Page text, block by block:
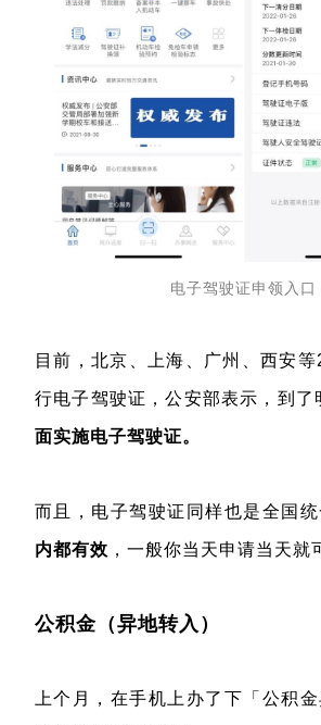
电子驾驶证申领入口
目前，北京、上海、广州、西安
行电子驾驶证，公安部表示，到了
面实施电子驾驶证。
而且，电子驾驶证同样也是全国统
内都有效 ，一般你当天申请当天就
公积金（异地转入）
上个月，在手机上办了下「公积